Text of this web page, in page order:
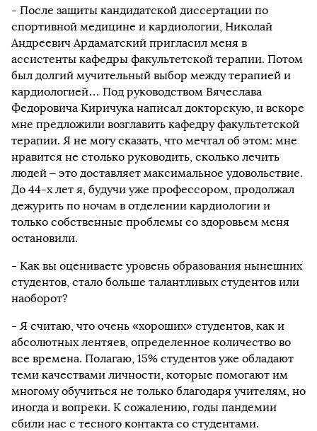
- После защиты кандидатской диссертации по
спортивной медицине и кардиологии, Николай
Андреевич Ардаматский пригласил меня в
ассистенты кафедры факультетской терапии. Потом
был долгий мучительный выбор между терапией и
кардиологией… Под руководством Вячеслава
Федоровича Киричука написал докторскую, и вскоре
мне предложили возглавить кафедру факультетской
терапии. Я не могу сказать, что мечтал об этом: мне
нравится не столько руководить, сколько лечить
людей – это доставляет максимальное удовольствие.
До 44-х лет я, будучи уже профессором, продолжал
дежурить по ночам в отделении кардиологии и
только собственные проблемы со здоровьем меня
остановили.
- Как вы оцениваете уровень образования нынешних
студентов, стало больше талантливых студентов или
наоборот?
- Я считаю, что очень «хороших» студентов, как и
абсолютных лентяев, определенное количество во
все времена. Полагаю, 15% студентов уже обладают
теми качествами личности, которые помогают им
многому обучиться не только благодаря учителям, но
иногда и вопреки. К сожалению, годы пандемии
сбили нас с тесного контакта со студентами.